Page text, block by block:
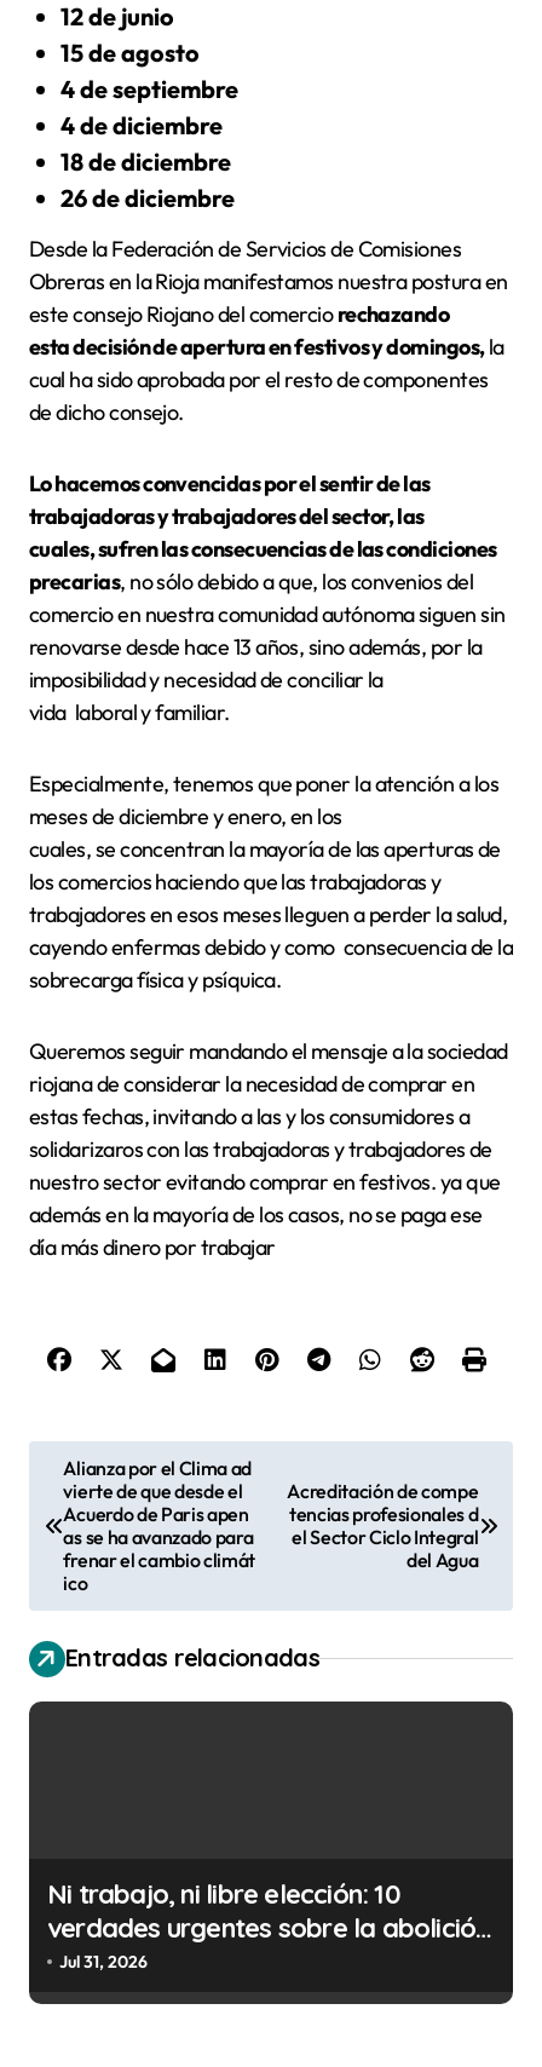
12 de junio
15 de agosto
4 de septiembre
4 de diciembre
18 de diciembre
26 de diciembre
Desde la Federación de Servicios de Comisiones
Obreras en la Rioja manifestamos nuestra postura en
este consejo Riojano del comerciorechazando
esta decisión de apertura en festivos y domingos,la
cual ha sido aprobada por el resto de componentes
de dicho consejo.
Lo hacemos convencidas por el sentir de las
trabajadoras y trabajadores del sector, las
cuales, sufren las consecuencias de las condiciones
precarias, no sólo debido a que, los convenios del
comercio en nuestra comunidad autónoma siguen sin
renovarse desde hace 13 años, sino además, por la
imposibilidad y necesidad de conciliar la
vida laboral y familiar.
Especialmente, tenemos que poner la atención a los
meses de diciembre y enero, en los
cuales, se concentran la mayoría de las aperturas de
los comercios haciendo que las trabajadoras y
trabajadores en esos meses lleguen a perder la salud,
cayendo enfermas debido y como consecuencia de la
sobrecarga física y psíquica.
Queremos seguir mandando el mensaje a la sociedad
riojana de considerar la necesidad de comprar en
estas fechas, invitando a las y los consumidores a
solidarizaros con las trabajadoras y trabajadores de
nuestro sector evitando comprar en festivos. ya que
además en la mayoría de los casos, no se paga ese
día más dinero por trabajar
g
a
c
Alianza por el Clima ad
vierte de que desde el
Acuerdo de Paris apen
as se ha avanzado para
frenar el cambio climát
ico
Acreditación de compe
tencias profesionales d
el Sector Ciclo Integral
del Agua
Entradas relacionadas
Ni trabajo, ni libre elección: 10
verdades urgentes sobre la abolición
de la prostitución
Jul 31, 2026